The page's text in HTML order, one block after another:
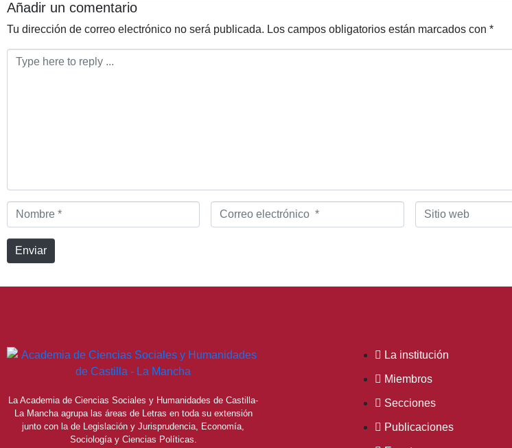
Añadir un comentario
Tu dirección de correo electrónico no será publicada. Los campos obligatorios están marcados con *
Comentario
Nombre
*
Correo
electrónico
Sitio
web
Enviar
La Academia de Ciencias Sociales y Humanidades de Castilla-
La Mancha agrupa las áreas de Letras en toda su extensión
junto con la de Legislación y Jurisprudencia, Economía,
Sociología y Ciencias Políticas.
La institución
Miembros
Secciones
Publicaciones